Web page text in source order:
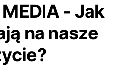
- Jak
na nasze